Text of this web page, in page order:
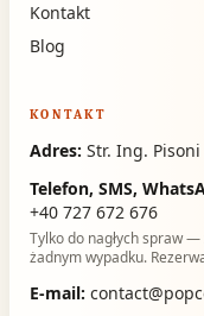
Kontakt
Blog
KONTAKT
Adres: Str. Ing.
Telefon, SMS,
+40 727 672 676
Tylko do nagłych spraw
żadnym wypadku.
E-mail: